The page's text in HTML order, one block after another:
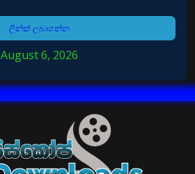
ලින්ක් ලබාගන්න
August 6, 2026